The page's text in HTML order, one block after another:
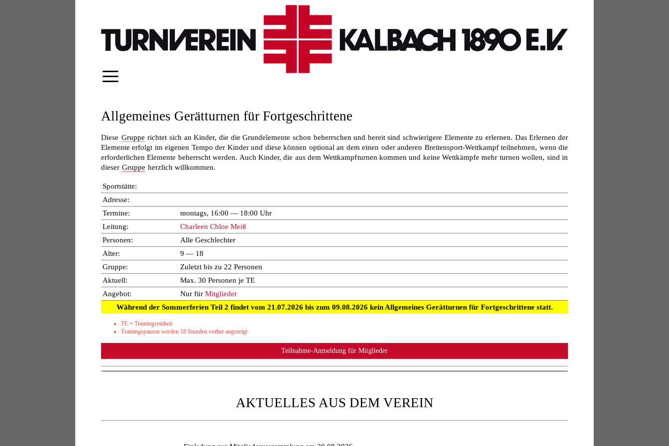
≡
Allgemeines Gerätturnen für Fortgeschrittene
Diese Gruppe richtet sich an Kinder, die die Grundelemente schon beherrschen und bereit sind schwierigere Elemente zu erlernen. Das Erlernen der
Elemente erfolgt im eigenen Tempo der Kinder und diese können optional an dem einen oder anderen Breitensport-Wettkampf teilnehmen, wenn die
erforderlichen Elemente beherrscht werden. Auch Kinder, die aus dem Wettkampfturnen kommen und keine Wettkämpfe mehr turnen wollen, sind in
dieser Gruppe herzlich willkommen.
Sportstätte:
Adresse:
Termine:
montags, 16:00 — 18:00 Uhr
Leitung:
Charleen Chloe Meiß
Personen:
Alle Geschlechter
Alter:
9 — 18
Gruppe:
Zuletzt bis zu 22 Personen
Aktuell:
Max. 30 Personen je TE
Angebot:
Nur für Mitglieder
Während der Sommerferien Teil 2 findet vom 21.07.2026 bis zum 09.08.2026 kein Allgemeines Gerätturnen für Fortgeschrittene statt.
TE = Trainingseinheit
Trainingspausen werden 18 Stunden vorher angezeigt.
AKTUELLES AUS DEM VEREIN